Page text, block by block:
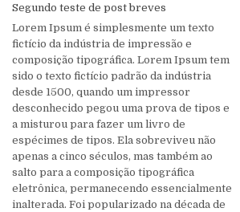
Segundo teste de post breves
Lorem Ipsum é simplesmente um texto
fictício da indústria de impressão e
composição tipográfica. Lorem Ipsum tem
sido o texto fictício padrão da indústria
desde 1500, quando um impressor
desconhecido pegou uma prova de tipos e
a misturou para fazer um livro de
espécimes de tipos. Ela sobreviveu não
apenas a cinco séculos, mas também ao
salto para a composição tipográfica
eletrônica, permanecendo essencialmente
inalterada. Foi popularizado na década de